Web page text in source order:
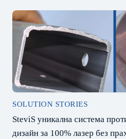
SOLUTION STORIES
SteviS уникална система
дизайн за 100% лазер без